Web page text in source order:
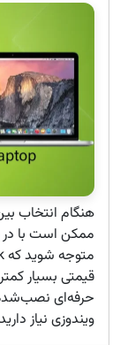
ممکن است با در
قیمتی بسیار
حرفه‌ای نصب‌شده
ویندوزی نیاز